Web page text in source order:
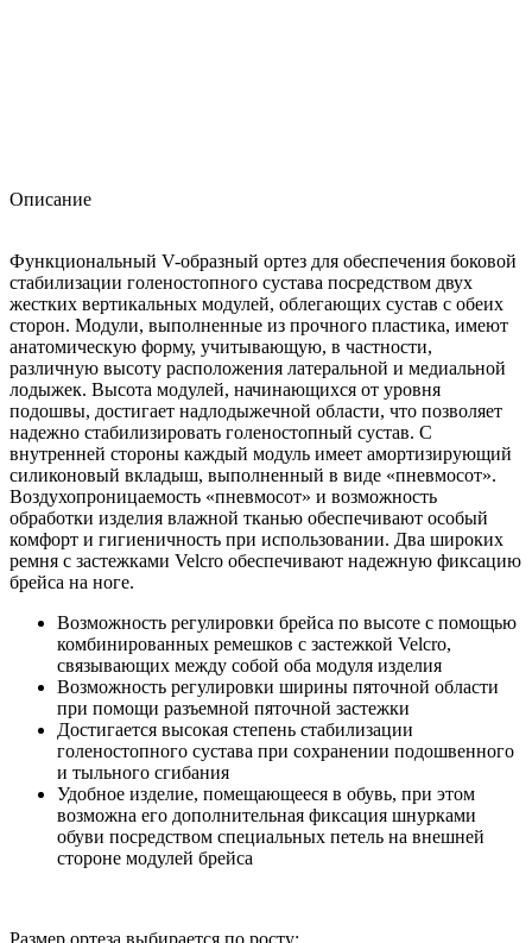
Описание
Функциональный V-образный ортез для обеспечения боковой
стабилизации голеностопного сустава посредством двух
жестких вертикальных модулей, облегающих сустав с обеих
сторон. Модули, выполненные из прочного пластика, имеют
анатомическую форму, учитывающую, в частности,
различную высоту расположения латеральной и медиальной
лодыжек. Высота модулей, начинающихся от уровня
подошвы, достигает надлодыжечной области, что позволяет
надежно стабилизировать голеностопный сустав. С
внутренней стороны каждый модуль имеет амортизирующий
силиконовый вкладыш, выполненный в виде «пневмосот».
Воздухопроницаемость «пневмосот» и возможность
обработки изделия влажной тканью обеспечивают особый
комфорт и гигиеничность при использовании. Два широких
ремня с застежками Velcro обеспечивают надежную фиксацию
брейса на ноге.
Возможность регулировки брейса по высоте с помощью
комбинированных ремешков с застежкой Velcro,
связывающих между собой оба модуля изделия
Возможность регулировки ширины пяточной области
при помощи разъемной пяточной застежки
Достигается высокая степень стабилизации
голеностопного сустава при сохранении подошвенного
и тыльного сгибания
Удобное изделие, помещающееся в обувь, при этом
возможна его дополнительная фиксация шнурками
обуви посредством специальных петель на внешней
стороне модулей брейса
Размер ортеза выбирается по росту: